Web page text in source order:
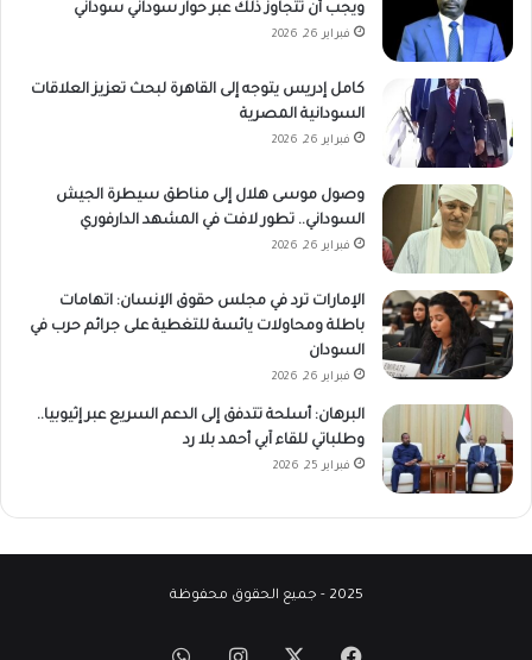
ويجب أن تتجاوز ذلك عبر حوار سوداني سوداني
فبراير 26, 2026
كامل إدريس يتوجه إلى القاهرة لبحث تعزيز العلاقات
السودانية المصرية
فبراير 26, 2026
وصول موسى هلال إلى مناطق سيطرة الجيش
السوداني.. تطور لافت في المشهد الدارفوري
فبراير 26, 2026
الإمارات ترد في مجلس حقوق الإنسان: اتهامات
باطلة ومحاولات يائسة للتغطية على جرائم حرب في
السودان
فبراير 26, 2026
البرهان: أسلحة تتدفق إلى الدعم السريع عبر إثيوبيا..
وطلباتي للقاء آبي أحمد بلا رد
فبراير 25, 2026
2025 - جميع الحقوق محفوظة